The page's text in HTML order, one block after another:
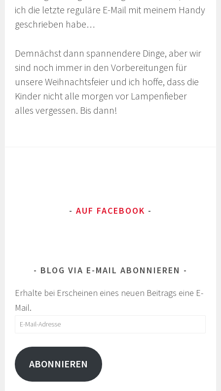
ich die letzte reguläre E-Mail mit meinem Handy
geschrieben habe…
Demnächst dann spannendere Dinge, aber wir
sind noch immer in den Vorbereitungen für
unsere Weihnachtsfeier und ich hoffe, dass die
Kinder nicht alle morgen vor Lampenfieber
alles vergessen. Bis dann!
AUF FACEBOOK
BLOG VIA E-MAIL ABONNIEREN
Erhalte bei Erscheinen eines neuen Beitrags eine E-
Mail.
E-
Adresse
ABONNIEREN